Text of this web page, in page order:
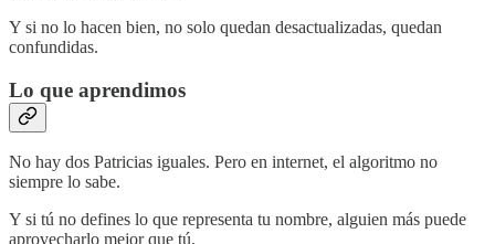
Y si no lo hacen bien, no solo quedan desactualizadas, quedan
confundidas.
Lo que aprendimos
No hay dos Patricias iguales. Pero en internet, el algoritmo no
siempre lo sabe.
Y si tú no defines lo que representa tu nombre, alguien más puede
aprovecharlo mejor que tú.